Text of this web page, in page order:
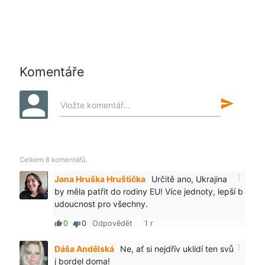
Komentáře
Vložte komentář... send
Celkem 8 komentářů.
Jana Hruška Hruštička more_vert
Určitě ano, Ukrajina
by měla patřit do rodiny EU! Více jednoty, lepší b
udoucnost pro všechny.
thumb_up0 thumb_down0 Odpovědět 1 r
Dáša Andělská more_vert
Ne, ať si nejdřív uklidí ten svů
j bordel doma!